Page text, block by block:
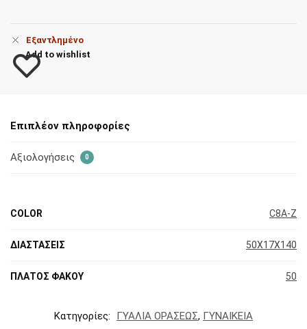
Εξαντλημένο
Add to wishlist
Επιπλέον πληροφορίες
Αξιολογήσεις 0
COLOR C8A-Z
ΔΙΑΣΤΑΣΕΙΣ 50X17X140
ΠΛΑΤΟΣ ΦΑΚΟΥ 50
Κατηγορίες: ΓΥΑΛΙΑ ΟΡΑΣΕΩΣ, ΓΥΝΑΙΚΕΙΑ